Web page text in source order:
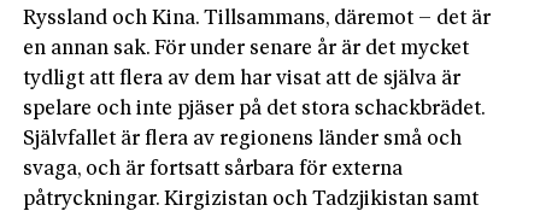
Ryssland och Kina. Tillsammans, däremot – det är
en annan sak. För under senare år är det mycket
tydligt att flera av dem har visat att de själva är
spelare och inte pjäser på det stora schackbrädet.
Självfallet är flera av regionens länder små och
svaga, och är fortsatt sårbara för externa
påtryckningar. Kirgizistan och Tadzjikistan samt